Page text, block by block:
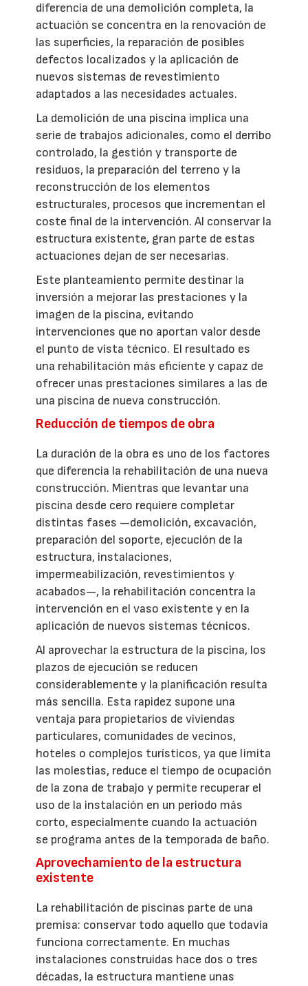
diferencia de una demolición completa, la
actuación se concentra en la renovación de
las superficies, la reparación de posibles
defectos localizados y la aplicación de
nuevos sistemas de revestimiento
adaptados a las necesidades actuales.
La demolición de una piscina implica una
serie de trabajos adicionales, como el derribo
controlado, la gestión y transporte de
residuos, la preparación del terreno y la
reconstrucción de los elementos
estructurales, procesos que incrementan el
coste final de la intervención. Al conservar la
estructura existente, gran parte de estas
actuaciones dejan de ser necesarias.
Este planteamiento permite destinar la
inversión a mejorar las prestaciones y la
imagen de la piscina, evitando
intervenciones que no aportan valor desde
el punto de vista técnico. El resultado es
una rehabilitación más eficiente y capaz de
ofrecer unas prestaciones similares a las de
una piscina de nueva construcción.
Reducción de tiempos de obra
La duración de la obra es uno de los factores
que diferencia la rehabilitación de una nueva
construcción. Mientras que levantar una
piscina desde cero requiere completar
distintas fases —demolición, excavación,
preparación del soporte, ejecución de la
estructura, instalaciones,
impermeabilización, revestimientos y
acabados—, la rehabilitación concentra la
intervención en el vaso existente y en la
aplicación de nuevos sistemas técnicos.
Al aprovechar la estructura de la piscina, los
plazos de ejecución se reducen
considerablemente y la planificación resulta
más sencilla. Esta rapidez supone una
ventaja para propietarios de viviendas
particulares, comunidades de vecinos,
hoteles o complejos turísticos, ya que limita
las molestias, reduce el tiempo de ocupación
de la zona de trabajo y permite recuperar el
uso de la instalación en un periodo más
corto, especialmente cuando la actuación
se programa antes de la temporada de baño.
Aprovechamiento de la estructura
existente
La rehabilitación de piscinas parte de una
premisa: conservar todo aquello que todavía
funciona correctamente. En muchas
instalaciones construidas hace dos o tres
décadas, la estructura mantiene unas